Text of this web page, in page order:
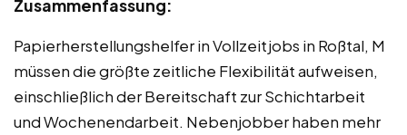
Zusammenfassung:
Papierherstellungshelfer in Vollzeitjobs in Roßtal, M
müssen die größte zeitliche Flexibilität aufweisen,
einschließlich der Bereitschaft zur Schichtarbeit
und Wochenendarbeit. Nebenjobber haben mehr